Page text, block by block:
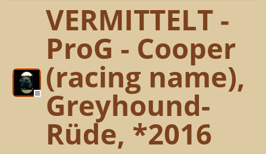
VERMITTELT -
ProG - Cooper
(racing name),
Greyhound-
Rüde, *2016